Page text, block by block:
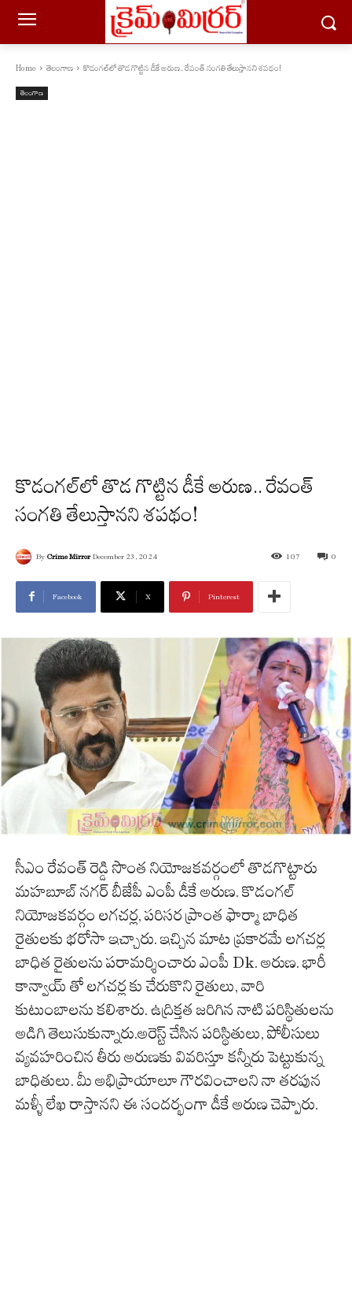
Home తెలంగాణ కొడంగల్‌లో తొడ గొట్టిన డీకే అరుణ.. రేవంత్ సంగతి తేలుస్తానని శపథం!
తెలంగాణ
కొడంగల్‌లో తొడ గొట్టిన డీకే అరుణ.. రేవంత్
సంగతి తేలుస్తానని శపథం!
By Crime Mirror December 23, 2024 0
107
Facebook X Pinterest
సీఎం రేవంత్ రెడ్డి సొంత నియోజకవర్గంలో తొడగొట్టారు
మహబూబ్ నగర్ బీజేపీ ఎంపీ డీకే అరుణ. కొడంగల్
నియోజకవర్గం లగచర్ల, పరిసర ప్రాంత ఫార్మా బాధిత
రైతులకు భరోసా ఇచ్చారు. ఇచ్చిన మాట ప్రకారమే లగచర్ల
బాధిత రైతులను పరామర్శించారు ఎంపీ Dk. అరుణ. భారీ
కాన్వాయ్ తో లగచర్ల కు చేరుకొని రైతులు, వారి
కుటుంబాలను కలిశారు. ఉద్రిక్తత జరిగిన నాటి పరిస్థితులను
అడిగి తెలుసుకున్నారు.అరెస్ట్ చేసిన పరిస్థితులు, పోలీసులు
వ్యవహరించిన తీరు అరుణకు వివరిస్తూ కన్నీరు పెట్టుకున్న
బాధితులు. మీ అభిప్రాయాలూ గౌరవించాలని నా తరపున
మళ్ళీ లేఖ రాస్తానని ఈ సందర్భంగా డీకే అరుణ చెప్పారు.